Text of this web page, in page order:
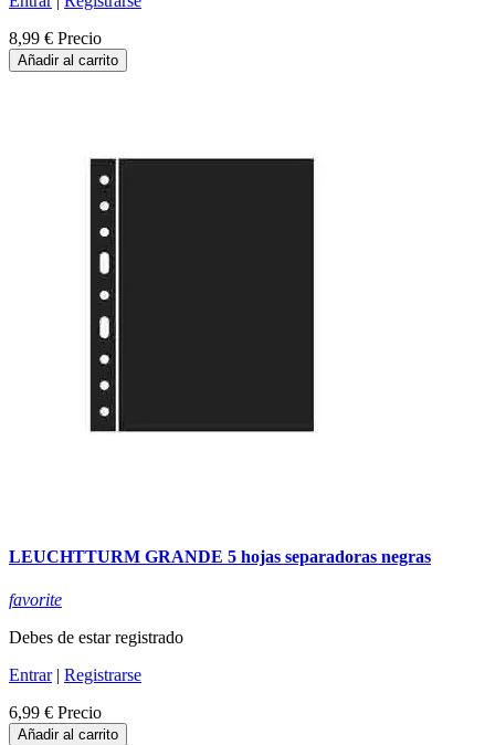
8,99 € Precio
Añadir al carrito
LEUCHTTURM GRANDE 5 hojas separadoras negras
favorite
Debes de estar registrado
Entrar| Registrarse
6,99 € Precio
Añadir al carrito